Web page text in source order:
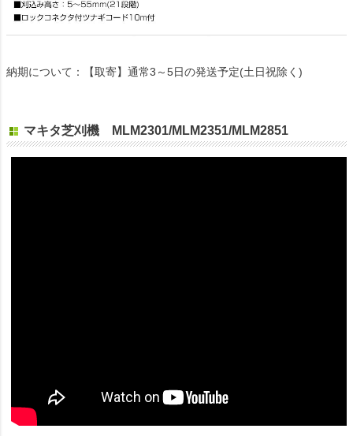
納期について：【取寄】通常3～5日の発送予定(土日祝除く)
マキタ芝刈機 MLM2301/MLM2351/MLM2851